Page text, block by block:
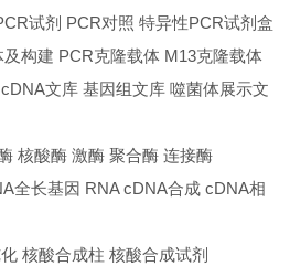
试剂 PCR对照 特异性PCR试剂盒
构建 PCR克隆载体 M13克隆载体
文库 基因组文库 噬菌体展示文
核酸酶 激酶 聚合酶 连接酶
全长基因 RNA cDNA合成 cDNA相
核酸合成柱 核酸合成试剂